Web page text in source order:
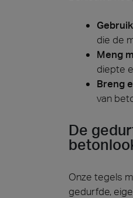
die de
Meng
diepte
Breng
van
De
Onze tegels
gedurfde,